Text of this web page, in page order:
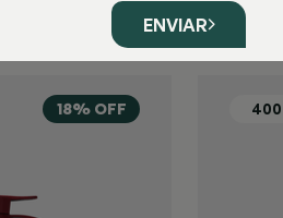
18% OFF
ENVIAR